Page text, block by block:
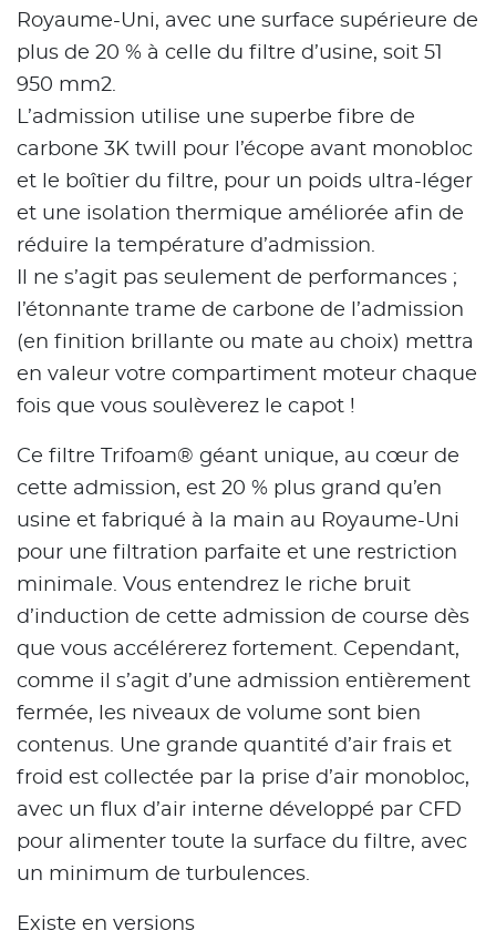
Royaume-Uni, avec une surface supérieure de
plus de 20 % à celle du filtre d’usine, soit 51
950 mm2.
L’admission utilise une superbe fibre de
carbone 3K twill pour l’écope avant monobloc
et le boîtier du filtre, pour un poids ultra-léger
et une isolation thermique améliorée afin de
réduire la température d’admission.
Il ne s’agit pas seulement de performances ;
l’étonnante trame de carbone de l’admission
(en finition brillante ou mate au choix) mettra
en valeur votre compartiment moteur chaque
fois que vous soulèverez le capot !
Ce filtre Trifoam® géant unique, au cœur de
cette admission, est 20 % plus grand qu’en
usine et fabriqué à la main au Royaume-Uni
pour une filtration parfaite et une restriction
minimale. Vous entendrez le riche bruit
d’induction de cette admission de course dès
que vous accélérerez fortement. Cependant,
comme il s’agit d’une admission entièrement
fermée, les niveaux de volume sont bien
contenus. Une grande quantité d’air frais et
froid est collectée par la prise d’air monobloc,
avec un flux d’air interne développé par CFD
pour alimenter toute la surface du filtre, avec
un minimum de turbulences.
Existe en versions